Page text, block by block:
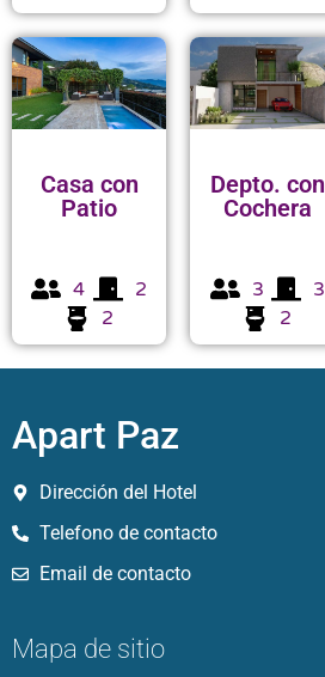
Casa con
Patio
4
2
2
Depto. con
Cochera
3
3
2
Apart Paz
Dirección del Hotel
Telefono de contacto
Email de contacto
Mapa de sitio